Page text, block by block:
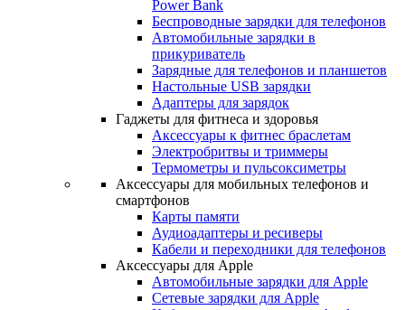
Power Bank
Беспроводные зарядки для телефонов
Автомобильные зарядки в
прикуриватель
Зарядные для телефонов и планшетов
Настольные USB зарядки
Адаптеры для зарядок
Гаджеты для фитнеса и здоровья
Аксессуары к фитнес браслетам
Электробритвы и триммеры
Термометры и пульсоксиметры
Аксессуары для мобильных телефонов и
смартфонов
Карты памяти
Аудиоадаптеры и ресиверы
Кабели и переходники для телефонов
Аксессуары для Apple
Автомобильные зарядки для Apple
Сетевые зарядки для Apple